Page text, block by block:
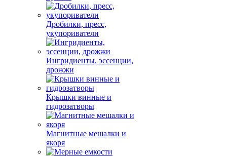
Дробилки, пресс,
укупориватели
Ингридиенты, эссенции,
дрожжи
Крышки винные и
гидрозатворы
Магнитные мешалки и
якоря